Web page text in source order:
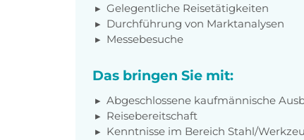
Gelegentliche Reisetätigkeiten
Durchführung von Marktanalysen
Messebesuche
Das bringen Sie mit:
Abgeschlossene kaufmännische
Reisebereitschaft
Kenntnisse im Bereich Stahl/